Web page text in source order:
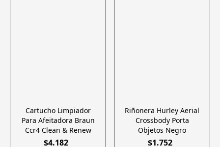
Cartucho Limpiador
Para Afeitadora Braun
Ccr4 Clean & Renew
$4.182
Riñonera Hurley Aerial
Crossbody Porta
Objetos Negro
$1.752